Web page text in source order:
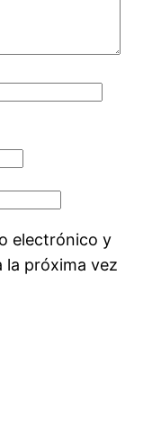
electrónico y
la próxima vez